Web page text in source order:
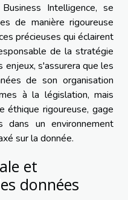
Intelligence, se
de manière rigoureuse
précieuses qui éclairent
de la stratégie
enjeux, s'assurera que les
de son organisation
à la législation, mais
éthique rigoureuse, gage
un environnement
sur la donnée.
et
données